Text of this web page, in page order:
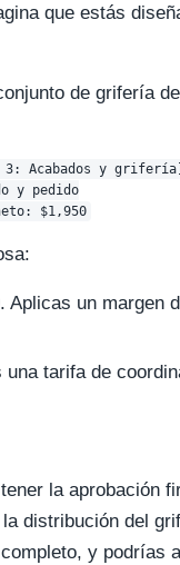
que estás
de grifería
Acabados y grifería]
y pedido
Aplicas un margen
tarifa de
la aprobación
distribución del
y podrías